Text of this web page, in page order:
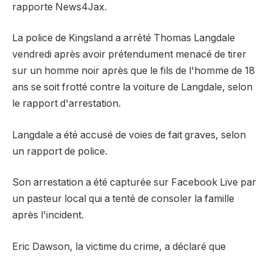
rapporte News4Jax.
La police de Kingsland a arrêté Thomas Langdale
vendredi après avoir prétendument menacé de tirer
sur un homme noir après que le fils de l'homme de 18
ans se soit frotté contre la voiture de Langdale, selon
le rapport d'arrestation.
Langdale a été accusé de voies de fait graves, selon
un rapport de police.
Son arrestation a été capturée sur Facebook Live par
un pasteur local qui a tenté de consoler la famille
après l'incident.
Eric Dawson, la victime du crime, a déclaré que